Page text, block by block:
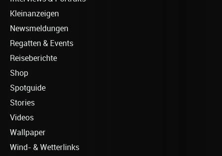
Kleinanzeigen
Newsmeldungen
Regatten & Events
Reiseberichte
Shop
Spotguide
Stories
Videos
Wallpaper
Wind- & Wetterlinks